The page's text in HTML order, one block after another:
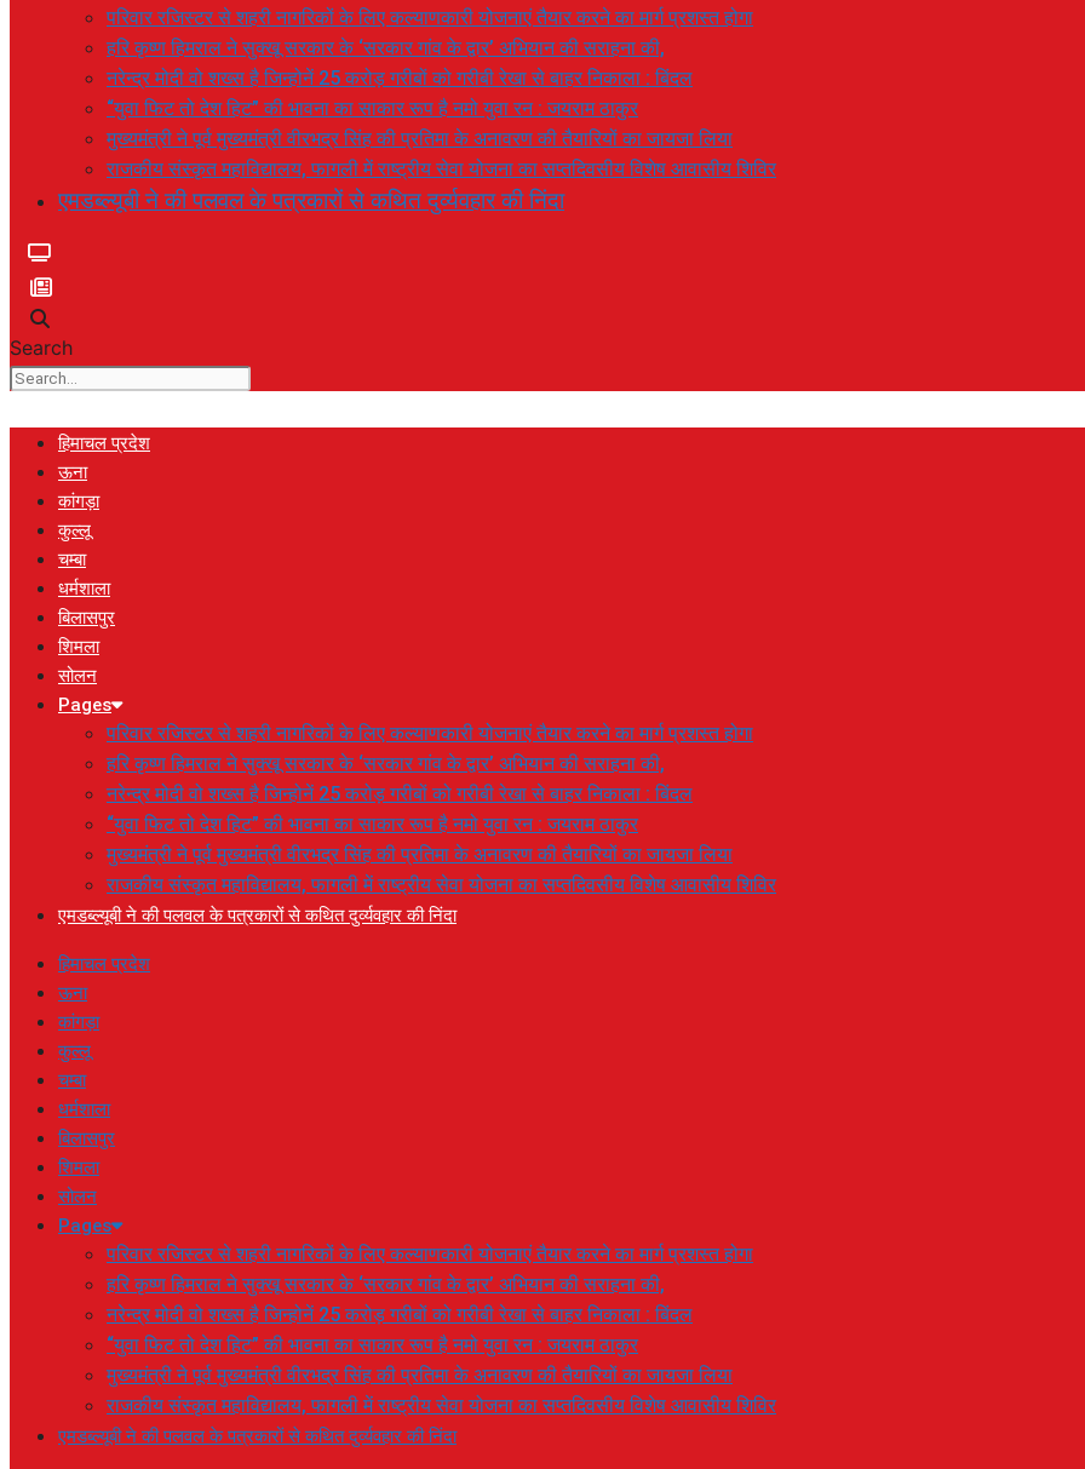
परिवार रजिस्टर से शहरी नागरिकों के लिए कल्याणकारी योजनाएं तैयार करने का मार्ग प्रशस्त होगा
हरि कृष्ण हिमराल ने सुक्खू सरकार के ‘सरकार गांव के द्वार’ अभियान की सराहना की,
नरेन्द्र मोदी वो शख्स है जिन्होनें 25 करोड़ गरीबों को गरीबी रेखा से बाहर निकाला : बिंदल
“युवा फिट तो देश हिट” की भावना का साकार रूप है नमो युवा रन : जयराम ठाकुर
मुख्यमंत्री ने पूर्व मुख्यमंत्री वीरभद्र सिंह की प्रतिमा के अनावरण की तैयारियों का जायजा लिया
राजकीय संस्कृत महाविद्यालय, फागली में राष्ट्रीय सेवा योजना का सप्तदिवसीय विशेष आवासीय शिविर
एमडब्ल्यूबी ने की पलवल के पत्रकारों से कथित दुर्व्यवहार की निंदा
Search
हिमाचल प्रदेश
ऊना
कांगड़ा
कुल्लू
चम्बा
धर्मशाला
बिलासपुर
शिमला
सोलन
Pages
परिवार रजिस्टर से शहरी नागरिकों के लिए कल्याणकारी योजनाएं तैयार करने का मार्ग प्रशस्त होगा
हरि कृष्ण हिमराल ने सुक्खू सरकार के ‘सरकार गांव के द्वार’ अभियान की सराहना की,
नरेन्द्र मोदी वो शख्स है जिन्होनें 25 करोड़ गरीबों को गरीबी रेखा से बाहर निकाला : बिंदल
“युवा फिट तो देश हिट” की भावना का साकार रूप है नमो युवा रन : जयराम ठाकुर
मुख्यमंत्री ने पूर्व मुख्यमंत्री वीरभद्र सिंह की प्रतिमा के अनावरण की तैयारियों का जायजा लिया
राजकीय संस्कृत महाविद्यालय, फागली में राष्ट्रीय सेवा योजना का सप्तदिवसीय विशेष आवासीय शिविर
एमडब्ल्यूबी ने की पलवल के पत्रकारों से कथित दुर्व्यवहार की निंदा
हिमाचल प्रदेश
ऊना
कांगड़ा
कुल्लू
चम्बा
धर्मशाला
बिलासपुर
शिमला
सोलन
Pages
परिवार रजिस्टर से शहरी नागरिकों के लिए कल्याणकारी योजनाएं तैयार करने का मार्ग प्रशस्त होगा
हरि कृष्ण हिमराल ने सुक्खू सरकार के ‘सरकार गांव के द्वार’ अभियान की सराहना की,
नरेन्द्र मोदी वो शख्स है जिन्होनें 25 करोड़ गरीबों को गरीबी रेखा से बाहर निकाला : बिंदल
“युवा फिट तो देश हिट” की भावना का साकार रूप है नमो युवा रन : जयराम ठाकुर
मुख्यमंत्री ने पूर्व मुख्यमंत्री वीरभद्र सिंह की प्रतिमा के अनावरण की तैयारियों का जायजा लिया
राजकीय संस्कृत महाविद्यालय, फागली में राष्ट्रीय सेवा योजना का सप्तदिवसीय विशेष आवासीय शिविर
एमडब्ल्यूबी ने की पलवल के पत्रकारों से कथित दुर्व्यवहार की निंदा